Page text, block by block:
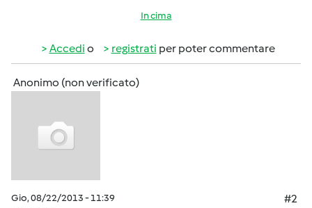
In cima
Accedi o registrati per poter commentare
Anonimo (non verificato)
Gio, 08/22/2013 - 11:39
#2